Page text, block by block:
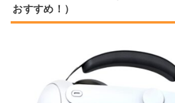
おすすめ！）